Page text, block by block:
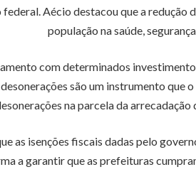
Aécio destacou que a
população na saúde,
com determinados
são um instrumento
na parcela da arrecadação
as isenções fiscais dadas pelo
a garantir que as prefeituras